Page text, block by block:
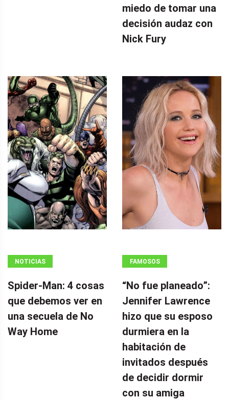
miedo de tomar una
decisión audaz con
Nick Fury
NOTICIAS
Spider-Man: 4 cosas
que debemos ver en
una secuela de No
Way Home
FAMOSOS
“No fue planeado”: ​​
Jennifer Lawrence
hizo que su esposo
durmiera en la
habitación de
invitados después
de decidir dormir
con su amiga